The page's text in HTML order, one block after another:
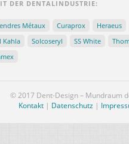
DER DENTALINDUSTRIE:
Métaux Curaprox Heraeus
Kahla Solcoseryl SS White
© 2017 Dent-Design – Mundraum
Kontakt| Datenschutz|